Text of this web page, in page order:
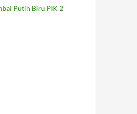
Putih Biru PIK 2